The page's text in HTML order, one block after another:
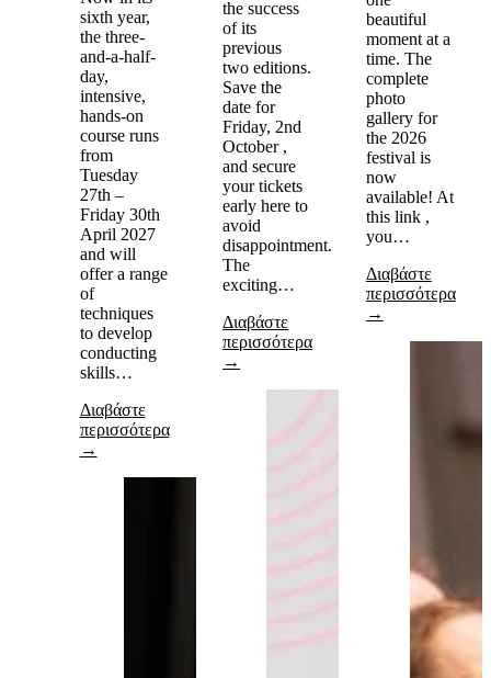
sixth year,
the three-
and-a-half-
day,
intensive,
hands-on
course runs
from
Tuesday
27th –
Friday 30th
April 2027
and will
offer a range
of
techniques
to develop
conducting
skills…
Διαβάστε
περισσότερα
→
the success
of its
previous
two editions.
Save the
date for
Friday, 2nd
October ,
and secure
your tickets
early here to
avoid
disappointment.
The
exciting…
Διαβάστε
περισσότερα
→
beautiful
moment at a
time. The
complete
photo
gallery for
the 2026
festival is
now
available! At
this link ,
you…
Διαβάστε
περισσότερα
→